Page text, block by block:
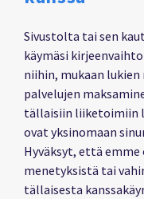
Sivustolta tai sen
käymäsi
niihin, mukaan
palvelujen
tällaisiin liiketoimiin
ovat yksinomaan
Hyväksyt, että emme
menetyksistä tai
tällaisesta